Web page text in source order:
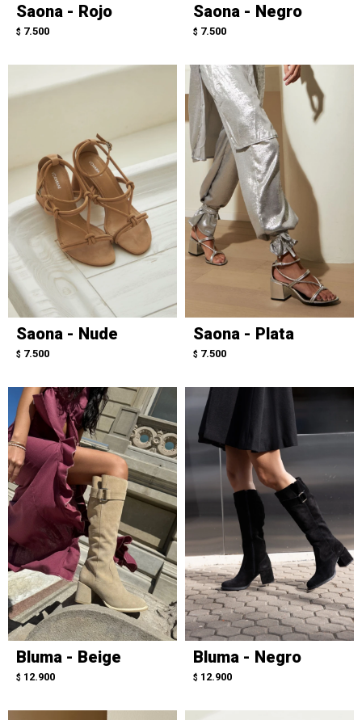
Saona - Rojo
$ 7.500
Saona - Negro
$ 7.500
Saona - Nude
$ 7.500
Saona - Plata
$ 7.500
Bluma - Beige
$ 12.900
Bluma - Negro
$ 12.900